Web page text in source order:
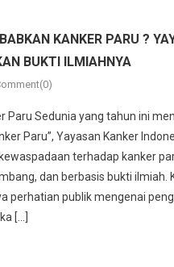
KANKER PARU ?
BUKTI ILMIAHNYA
Paru Sedunia yang tahun ini
Paru”, Yayasan Kanker
terhadap kanker
dan berbasis bukti ilmiah.
perhatian publik mengenai
[…]